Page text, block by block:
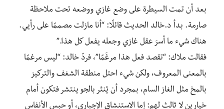
بعد أن تمت السيطرة على وضع غازي ووضعه تحت ملاحظة
صارمة. بدأ د.خالد الحديث قائلًا: “أنا مازلت مصممًا على رأيي.
هناك شيء ما أسرَ عقل غازي وجعله يفعل كل هذا.”
فقالت ملاك: “تقصد فعل هذا مرغَمًا”، فردّ خالد: “ليس مرغمًا
بالمعنى المعروف، ولكن شيء احتل منطقة الشغف والتركيز
بالمخ مثل الغاز السام، بمجرد أن يُنثر بالجو ينتشر فتكون أمام
خيارين لا ثالث لهم: إما الاستنشاق الإجباري، أو حبس الأنفاس